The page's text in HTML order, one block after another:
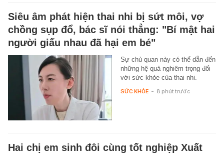
Siêu âm phát hiện thai nhi bị sứt môi, vợ
chồng sụp đổ, bác sĩ nói thẳng: "Bí mật hai
người giấu nhau đã hại em bé"
Sự chủ quan này có thể dẫn đến
những hệ quả nghiêm trọng đối
với sức khỏe của thai nhi.
SỨC KHỎE - 8 phút trước
Hai chị em sinh đôi cùng tốt nghiệp Xuất